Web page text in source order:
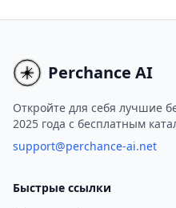
социальных сетях.
Perchance AI
Откройте для себя лучшие
2025 года с бесплатным
support@perchance-ai.net
Быстрые ссылки